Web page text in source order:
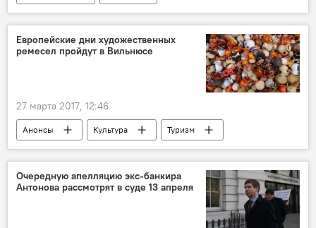
Витас Василяускас
Центробанк Литвы
Неделя финансового образования детей
финансирование
экономия
Европейские дни художественных
ремесел пройдут в Вильнюсе
27 марта 2017, 12:46
Анонсы Культура
Туризм
Вильнюс
Европейские дни художественных ремесел
выставка
лекция
ремесленники
Очередную апелляцию экс-банкира
Антонова рассмотрят в суде 13 апреля